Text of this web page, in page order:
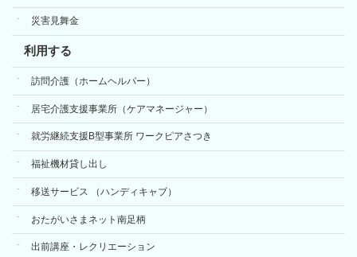
災害見舞金
利用する
訪問介護（ホームヘルパー）
居宅介護支援事業所（ケアマネージャー）
就労継続支援B型事業所 ワークピアさつき
福祉機材貸し出し
移送サービス （ハンディキャブ）
おたがいさまネット南足柄
出前講座・レクリエーション